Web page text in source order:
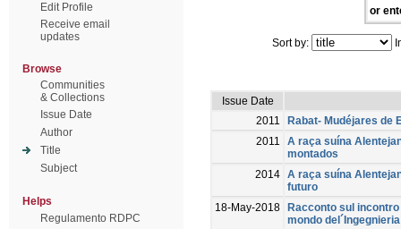
Edit Profile
Receive email
updates
Browse
Communities
& Collections
Issue Date
Author
Title
Subject
Helps
Regulamento RDPC
or
Sort by:
Issue Date
2011
Rabat- Mudéjares de
2011
A raça suína
montados
2014 A raça suína
futuro
18-May-2018 Racconto sul
mondo